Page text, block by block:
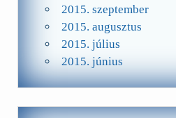
2015. szeptember
2015. augusztus
2015. július
2015. június